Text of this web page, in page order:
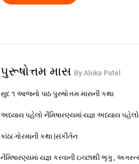
પુરૂષોત્તમ માસ By Aloka Patel
સુદ ૧ આજનો પાઠ પુરુષોત્તમ માસની કથા
અધ્યાય પહેલો નૈમિષારણ્યમાં યજ્ઞ અધ્યાય પહેલો
કાંઠા ગોરમાની કથા |સંકીર્તન
નૈમિષારણ્યમાં યજ્ઞ કરવાની ઇચ્છાથી ભૃગુ ,